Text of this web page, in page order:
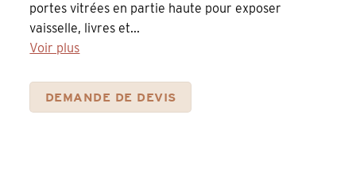
portes vitrées en partie haute pour exposer
vaisselle, livres et...
Voir plus
DEMANDE DE DEVIS